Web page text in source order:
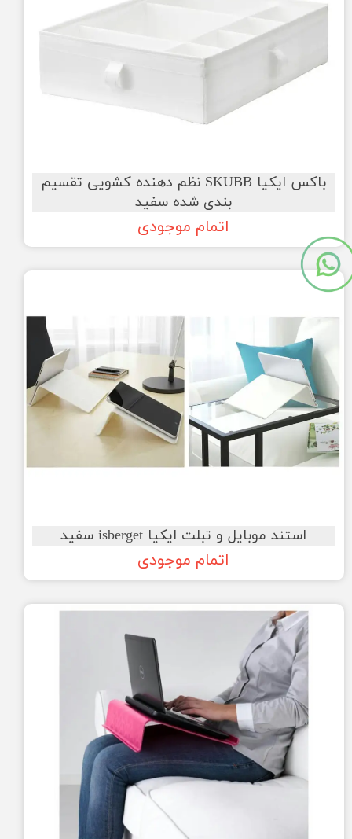
باکس ایکیا SKUBB نظم دهنده کشویی تقسیم
بندی شده سفید
اتمام موجودی
استند موبایل و تبلت ایکیا isberget سفید
اتمام موجودی